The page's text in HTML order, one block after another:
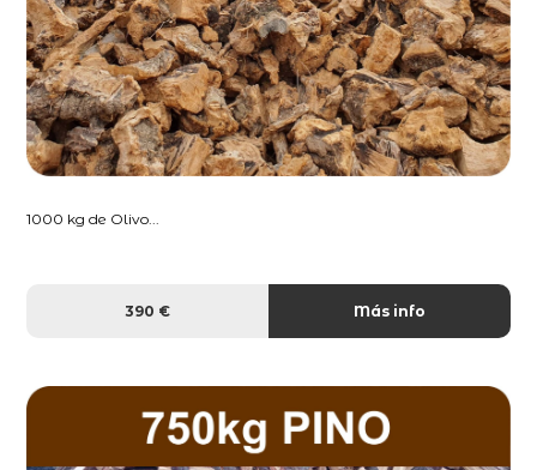
1000 kg de Olivo...
390 € Más info